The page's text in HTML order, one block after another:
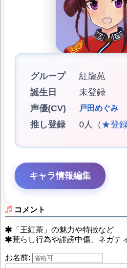
グループ
紅龍苑
誕生日
未登録
声優(CV)
戸田めぐみ
推し登録 0人（ ★登
キャラ情報編集
コメント
「王紅茶」の魅力や特徴など
荒らし行為や誹謗中傷、ネガテ
お名前: